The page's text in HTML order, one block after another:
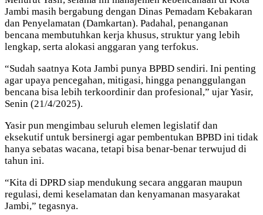
Jambi masih bergabung dengan Dinas Pemadam Kebakaran
dan Penyelamatan (Damkartan). Padahal, penanganan
bencana membutuhkan kerja khusus, struktur yang lebih
lengkap, serta alokasi anggaran yang terfokus.
“Sudah saatnya Kota Jambi punya BPBD sendiri. Ini penting
agar upaya pencegahan, mitigasi, hingga penanggulangan
bencana bisa lebih terkoordinir dan profesional,” ujar Yasir,
Senin (21/4/2025).
Yasir pun mengimbau seluruh elemen legislatif dan
eksekutif untuk bersinergi agar pembentukan BPBD ini tidak
hanya sebatas wacana, tetapi bisa benar-benar terwujud di
tahun ini.
“Kita di DPRD siap mendukung secara anggaran maupun
regulasi, demi keselamatan dan kenyamanan masyarakat
Jambi,” tegasnya.